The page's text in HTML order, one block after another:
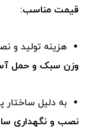
قیمت مناسب:
هزینه تولید و
وزن سبک و حمل
به دلیل ساختار
نصب و نگهداری